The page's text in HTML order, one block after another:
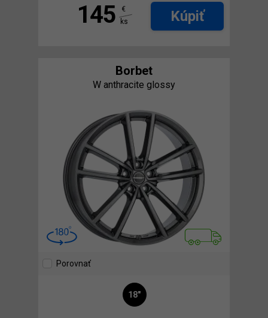
145
€
ks
Kúpiť
Borbet
W anthracite glossy
Porovnať
18"